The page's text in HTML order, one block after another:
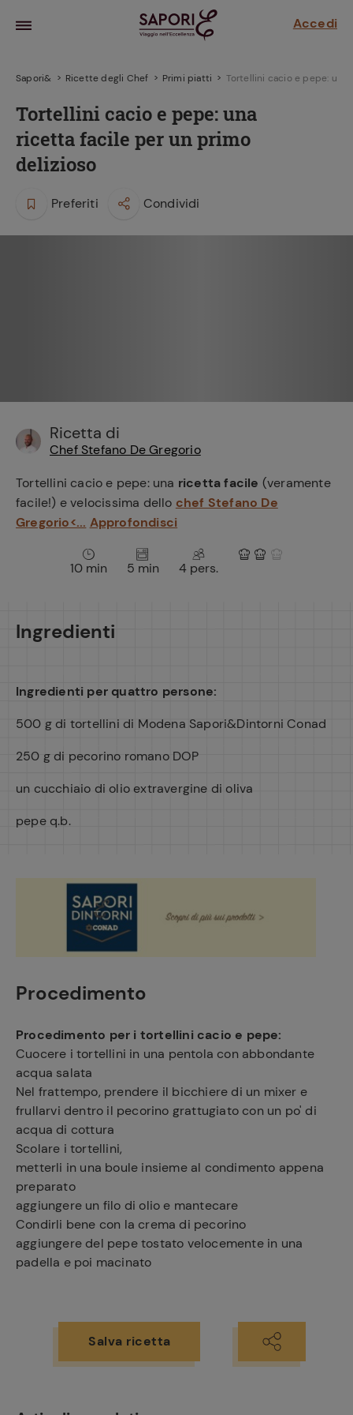
Accedi
Sapori& Ricette degli Chef Primi piatti Tortellini cacio e pepe:
Tortellini cacio e pepe: una
ricetta facile per un primo
delizioso
Preferiti Condividi
Ricetta di
Chef Stefano De Gregorio
Tortellini cacio e pepe: una ricetta facile (veramente
facile!) e velocissima dello chef Stefano De
Gregorio<... Approfondisci
10 min 5 min 4 pers.
Ingredienti
Ingredienti per quattro persone:
500 g di tortellini di Modena Sapori&Dintorni Conad
250 g di pecorino romano DOP
un cucchiaio di olio extravergine di oliva
pepe q.b.
Procedimento
Procedimento per i tortellini cacio e pepe:
Cuocere i tortellini in una pentola con abbondante
acqua salata
Nel frattempo, prendere il bicchiere di un mixer e
frullarvi dentro il pecorino grattugiato con un po' di
acqua di cottura
Scolare i tortellini,
metterli in una boule insieme al condimento appena
preparato
aggiungere un filo di olio e mantecare
Condirli bene con la crema di pecorino
aggiungere del pepe tostato velocemente in una
padella e poi macinato
Salva ricetta